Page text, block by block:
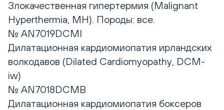
Злокачественная гипертермия (Malignant
Hyperthermia, MH). Породы: все.
№ AN7019DCMI
Дилатационная кардиомиопатия ирландских
волкодавов (Dilated Cardiomyopathy, DCM-
iw)
№ AN7018DCMB
Дилатационная кардиомиопатия боксеров